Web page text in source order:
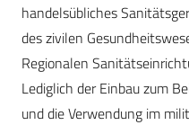
handelsübliches
des zivilen
Regionalen
Lediglich der Einbau zum
und die Verwendung im